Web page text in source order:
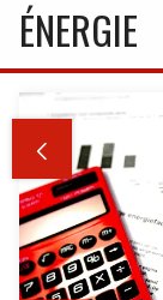
ÉNERGIE
